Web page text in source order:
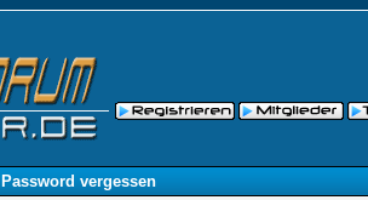
Password vergessen